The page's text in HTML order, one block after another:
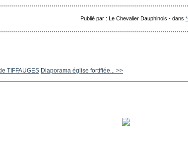
Publié par : Le Chevalier Dauphinois -dans
TIFFAUGES Diaporama église fortifiée... >>